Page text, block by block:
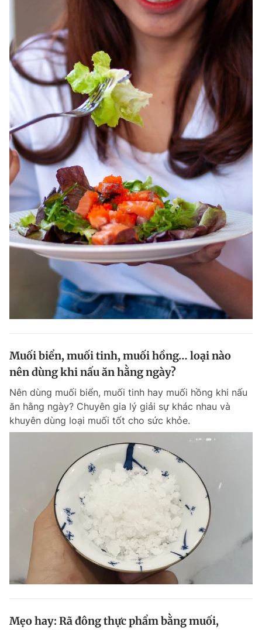
Theo dõi báo trên
Hotline
0906 645 777
Liên hệ quảng cáo
0908 780 404
Đặt báo Quảng cáo RSS Tòa soạn Chính sách bảo
Tổng biên tập: Nguyễn Ngọc Toàn
Phó tổng biên tập thường trực: Hải Thành
Phó tổng biên tập: Lâm Hiếu Dũng
Phó tổng biên tập: Trần Việt Hưng
Tổng thư ký tòa soạn: Đức Trung
Giấy phép xuất bản số 110/GP - BTTTT cấp ngày 24.3.2020
© 2003-2026 Bản quyền thuộc về Báo Thanh Niên. Cấm sao chép
dưới mọi hình thức nếu không có sự chấp thuận bằng văn bản.
Phát triển bởi ePi Technologies, JSC.
Muối biển, muối tinh, muối hồng… loại nào
nên dùng khi nấu ăn hằng ngày?
Nên dùng muối biển, muối tinh hay muối hồng khi nấu
ăn hằng ngày? Chuyên gia lý giải sự khác nhau và
khuyên dùng loại muối tốt cho sức khỏe.
Mẹo hay: Rã đông thực phẩm bằng muối,